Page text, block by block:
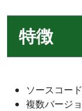
特徴
ソースコー
複数バージ